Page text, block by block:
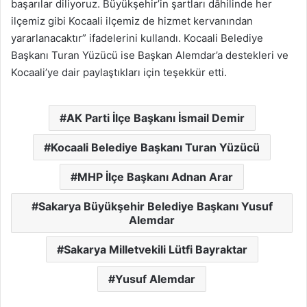
başarılar diliyoruz. Büyükşehir’in şartları dâhilinde her
ilçemiz gibi Kocaali ilçemiz de hizmet kervanından
yararlanacaktır” ifadelerini kullandı. Kocaali Belediye
Başkanı Turan Yüzücü ise Başkan Alemdar’a destekleri ve
Kocaali’ye dair paylaştıkları için teşekkür etti.
AK Parti İlçe Başkanı İsmail Demir
Kocaali Belediye Başkanı Turan Yüzücü
MHP İlçe Başkanı Adnan Arar
Sakarya Büyükşehir Belediye Başkanı Yusuf
Alemdar
Sakarya Milletvekili Lütfi Bayraktar
Yusuf Alemdar